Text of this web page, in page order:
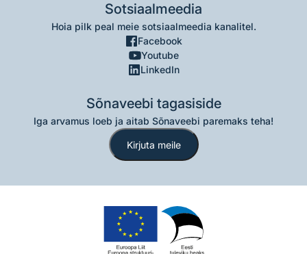
Sotsiaalmeedia
Hoia pilk peal meie sotsiaalmeedia kanalitel.
Facebook
Youtube
LinkedIn
Sõnaveebi tagasiside
Iga arvamus loeb ja aitab Sõnaveebi paremaks teha!
Kirjuta meile